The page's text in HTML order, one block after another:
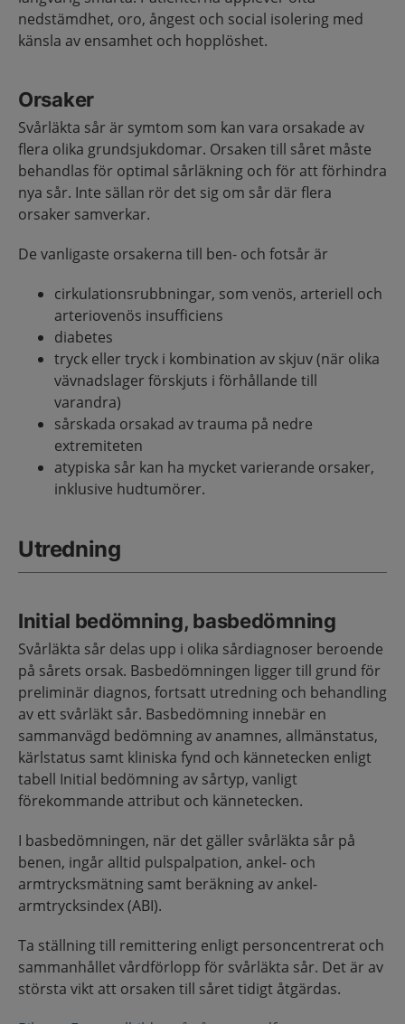
nedstämdhet, oro, ångest och social isolering med
känsla av ensamhet och hopplöshet.
Orsaker
Svårläkta sår är symtom som kan vara orsakade av
flera olika grundsjukdomar. Orsaken till såret måste
behandlas för optimal sårläkning och för att förhindra
nya sår. Inte sällan rör det sig om sår där flera
orsaker samverkar.
De vanligaste orsakerna till ben- och fotsår är
cirkulationsrubbningar, som venös, arteriell och
arteriovenös insufficiens
diabetes
tryck eller tryck i kombination av skjuv (när olika
vävnadslager förskjuts i förhållande till
varandra)
sårskada orsakad av trauma på nedre
extremiteten
atypiska sår kan ha mycket varierande orsaker,
inklusive hudtumörer.
Utredning
Initial bedömning, basbedömning
Svårläkta sår delas upp i olika sårdiagnoser beroende
på sårets orsak. Basbedömningen ligger till grund för
preliminär diagnos, fortsatt utredning och behandling
av ett svårläkt sår. Basbedömning innebär en
sammanvägd bedömning av anamnes, allmänstatus,
kärlstatus samt kliniska fynd och kännetecken enligt
tabell Initial bedömning av sårtyp, vanligt
förekommande attribut och kännetecken.
I basbedömningen, när det gäller svårläkta sår på
benen, ingår alltid pulspalpation, ankel- och
armtrycksmätning samt beräkning av ankel-
armtrycksindex (ABI).
Ta ställning till remittering enligt personcentrerat och
sammanhållet vårdförlopp för svårläkta sår. Det är av
största vikt att orsaken till såret tidigt åtgärdas.